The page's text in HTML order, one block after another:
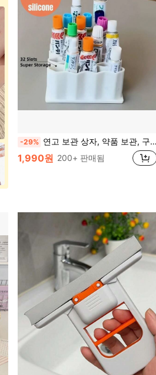
-29% 연고 보관 상자, 약품 보관, 구획된 선반, 연고 정리 도구, 작은 품목 보관, 거울 캐비닛, 욕실 캐비닛, 데스크탑 서랍 보관 랙, 메이크업 도구, 문구류, 실리콘 펜 홀더, 32 슬롯
1,990원 200+ 판매됨